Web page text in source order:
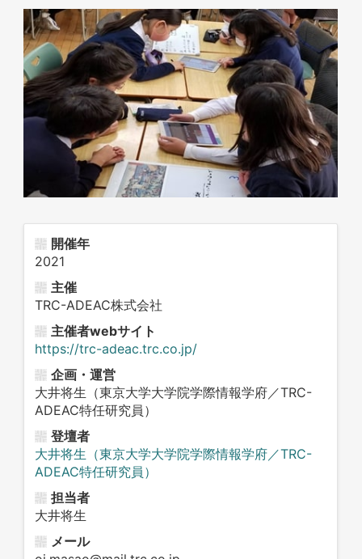
開催年
2021
主催
TRC-ADEAC株式会社
主催者webサイト
https://trc-adeac.trc.co.jp/
企画・運営
大井将生（東京大学大学院学際情報学府／TRC-
ADEAC特任研究員）
登壇者
大井将生（東京大学大学院学際情報学府／TRC-
ADEAC特任研究員）
担当者
大井将生
メール